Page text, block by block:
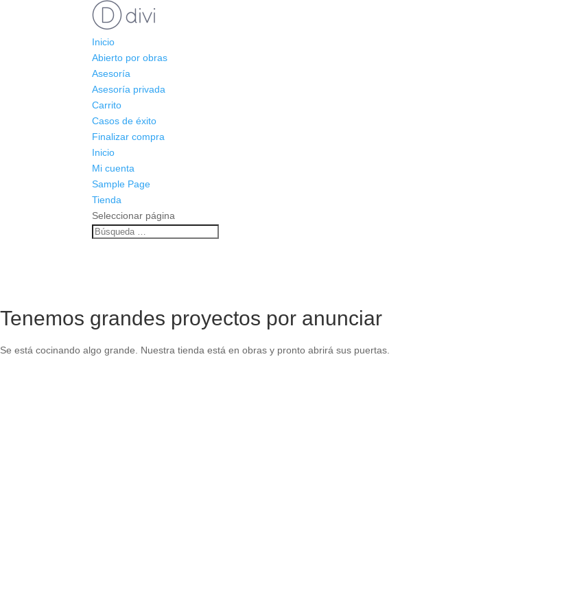
Inicio
Abierto por obras
Asesoría
Asesoría privada
Carrito
Casos de éxito
Finalizar compra
Inicio
Mi cuenta
Sample Page
Tienda
Seleccionar página
Tenemos grandes proyectos por anunciar
Se está cocinando algo grande. Nuestra tienda está en obras y pronto abrirá sus puertas.